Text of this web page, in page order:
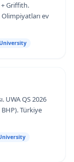
Griffith.
ev
UWA QS 2026
Türkiye